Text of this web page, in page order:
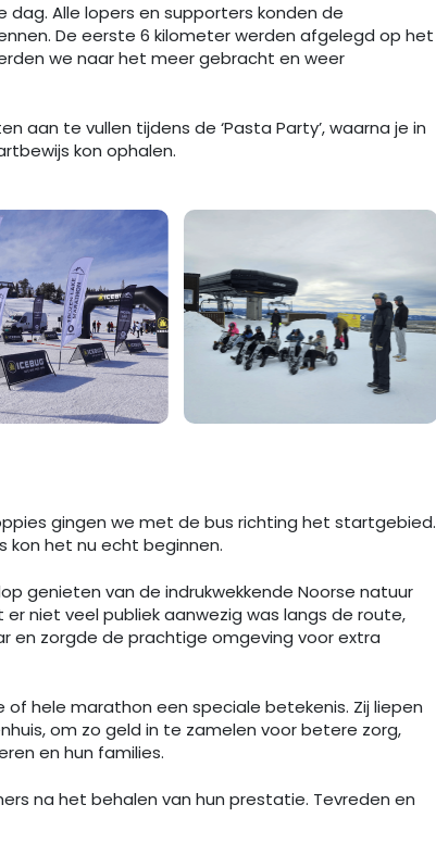
Alle lopers en supporters konden de
De eerste 6 kilometer werden afgelegd op het
we naar het meer gebracht en weer
aan te vullen tijdens de ‘Pasta Party’, waarna je in
kon ophalen.
gingen we met de bus richting het startgebied.
kon het nu echt beginnen.
genieten van de indrukwekkende Noorse natuur
niet veel publiek aanwezig was langs de route,
en zorgde de prachtige omgeving voor extra
hele marathon een speciale betekenis. Zij liepen
om zo geld in te zamelen voor betere zorg,
en hun families.
na het behalen van hun prestatie. Tevreden en